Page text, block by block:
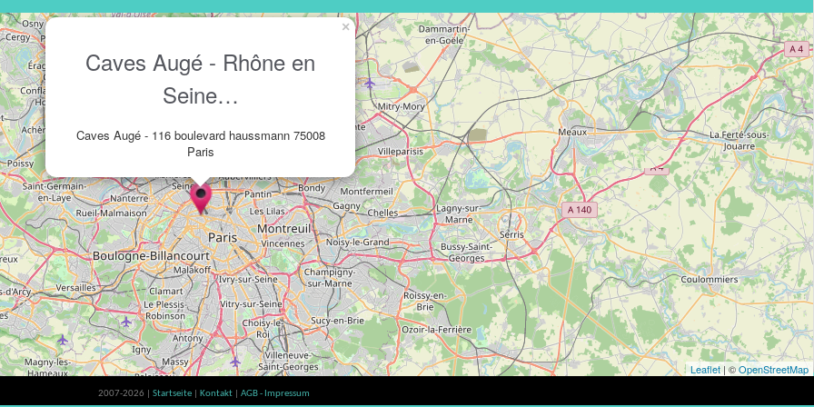
Caves Augé - Rhône en
Seine…
Caves Augé - 116 boulevard haussmann 75008
Paris
×
Leaflet | ©OpenStreetMap
2007-2026 | Startseite Kontakt AGB - Impressum